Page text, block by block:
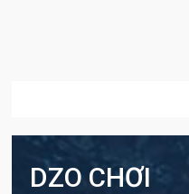
DZO CHƠI